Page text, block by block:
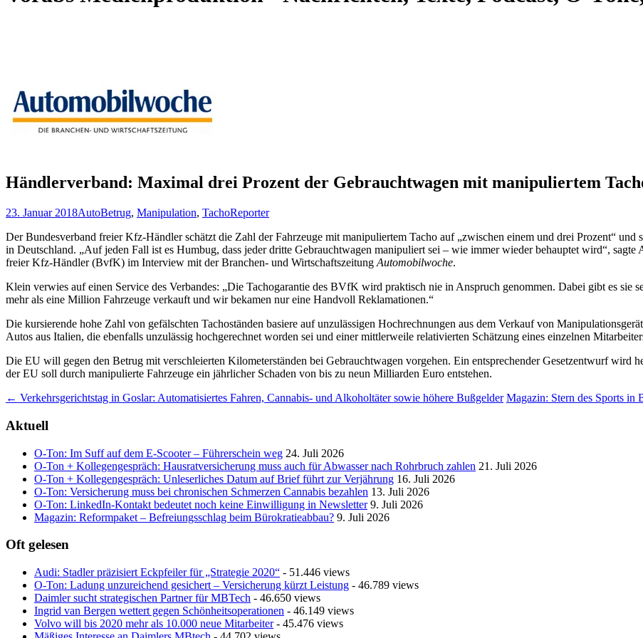
Händlerverband: Maximal drei Prozent der Gebrauchtwagen mit manipuliertem
23. Januar 2018AutoBetrug, Manipulation, TachoReporter
Der Bundesverband freier Kfz-Händler schätzt die Zahl der Fahrzeuge mit manipuliertem Tacho auf „zwischen einem und drei Prozent“
in Deutschland. „Auf jeden Fall ist es Humbug, dass jeder dritte Gebrauchtwagen manipuliert sei – wie immer wieder behauptet wird“, sagte
freier Kfz-Händler (BvfK) im Interview mit der Branchen- und Wirtschaftszeitung Automobilwoche.
Klein verwies auf einen Service des Verbandes: „Die Tachogarantie des BVfK wird praktisch nie in Anspruch genommen. Dabei gibt es sie
mehr als eine Million Fahrzeuge verkauft und wir bekamen nur eine Handvoll Reklamationen.“
Die kursierende hohe Zahl von gefälschten Tachoständen basiere auf unzulässigen Hochrechnungen aus dem Verkauf von
Autos aus Italien, die ebenfalls unzulässig hochgerechnet worden sei und einer mittlerweile relativierten Schätzung eines einzelnen
Die EU will gegen den Betrug mit verschleierten Kilometerständen bei Gebrauchtwagen vorgehen. Ein entsprechender Gesetzentwurf wird
der EU soll durch manipulierte Fahrzeuge ein jährlicher Schaden von bis zu neun Milliarden Euro entstehen.
Post
navigation
← Verkehrsgerichtstag in Goslar: Automatisiertes Fahren, Cannabis- und Alkoholtäter sowie höhere Bußgelder Magazin: Stern des Sports in
Aktuell
O-Ton: Im Suff auf dem E-Scooter – Führerschein weg 24. Juli 2026
O-Ton + Kollegengespräch: Hausratversicherung muss auch für Abwasser nach Rohrbruch zahlen 21. Juli 2026
O-Ton + Kollegengespräch: Unleserliches Datum auf Brief führt zur Verjährung 16. Juli 2026
O-Ton: Versicherung muss bei chronischen Schmerzen Cannabis bezahlen 13. Juli 2026
O-Ton: LinkedIn-Kontakt bedeutet noch keine Einwilligung in Newsletter 9. Juli 2026
Magazin: Reformpaket – Befreiungsschlag beim Bürokratieabbau? 9. Juli 2026
Oft gelesen
Audi: Stadler präzisiert Eckpfeiler für „Strategie 2020“ - 51.446 views
O-Ton: Ladung unzureichend gesichert – Versicherung kürzt Leistung - 46.789 views
Daimler sucht strategischen Partner für MBTech - 46.650 views
Ingrid van Bergen wettert gegen Schönheitsoperationen - 46.149 views
Volvo will bis 2020 mehr als 10.000 neue Mitarbeiter- 45.476 views